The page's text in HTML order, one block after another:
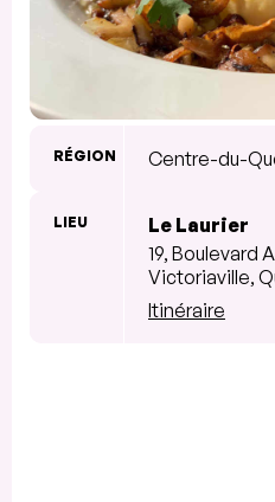
RÉGION Centre-du-
LIEU
Le Laurier
19, Boulevard
Victoriaville,
Itinéraire